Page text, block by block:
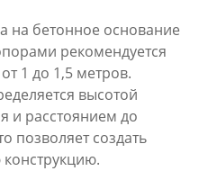
на бетонное основание
рекомендуется
1 до 1,5 метров.
высотой
и расстоянием до
позволяет создать